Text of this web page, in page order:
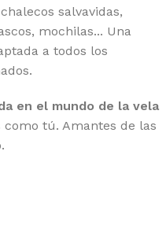
salvavidas,
mochilas... Una
a todos los
en el mundo de la vela
tú. Amantes de las